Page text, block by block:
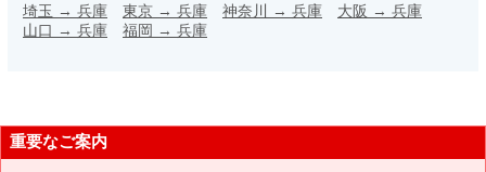
埼玉 → 兵庫 東京 → 兵庫 神奈川 → 兵庫 大阪 → 兵庫
山口 → 兵庫 福岡 → 兵庫
重要なご案内